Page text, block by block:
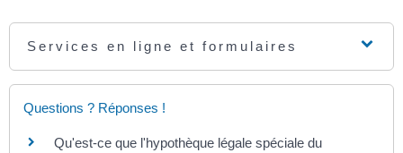
Services en ligne et formulaires
Questions ? Réponses !
Qu'est-ce que l'hypothèque légale spéciale du